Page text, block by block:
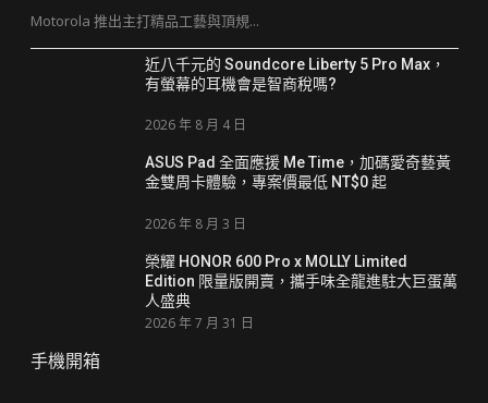
Motorola 推出主打精品工藝與頂規...
近八千元的 Soundcore Liberty 5 Pro Max，
有螢幕的耳機會是智商稅嗎?
2026 年 8 月 4 日
ASUS Pad 全面應援 Me Time，加碼愛奇藝黃
金雙周卡體驗，專案價最低 NT$0 起
2026 年 8 月 3 日
榮耀 HONOR 600 Pro x MOLLY Limited
Edition 限量版開賣，攜手味全龍進駐大巨蛋萬
人盛典
2026 年 7 月 31 日
手機開箱